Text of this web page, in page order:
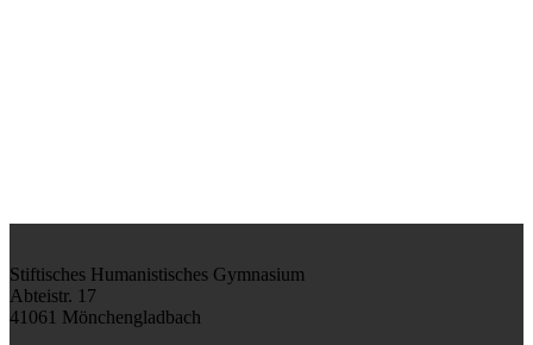
Stiftisches Humanistisches Gymnasium
Abteistr. 17
41061 Mönchengladbach